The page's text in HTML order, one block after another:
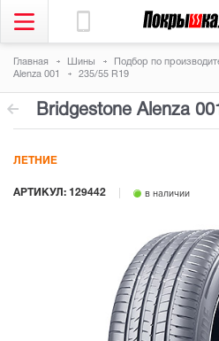
Главная Шины Подбор по
Alenza 001
235/55 R19
Bridgestone Alenza
АРТИКУЛ: 129442 в наличии
ЛЕТНИЕ